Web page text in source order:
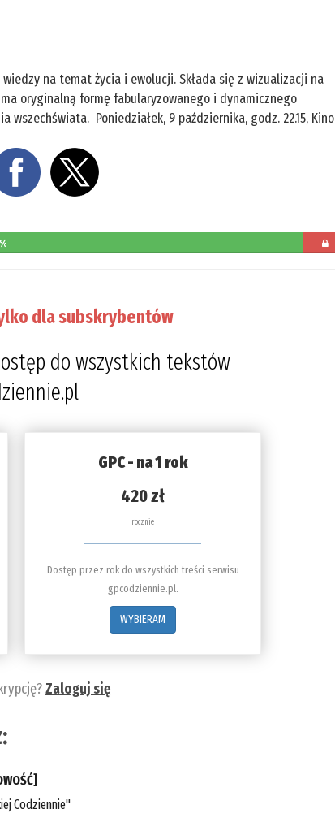
na temat życia i ewolucji. Składa się z wizualizacji na
oryginalną formę fabularyzowanego i dynamicznego
Poniedziałek, 9 października, godz. 22.15, Kino
dla subskrybentów
do wszystkich tekstów
GPC - na 1 rok
420 zł
rocznie
Dostęp przez rok do wszystkich treści serwisu
gpcodziennie.pl.
WYBIERAM
Zaloguj się
Codziennie"